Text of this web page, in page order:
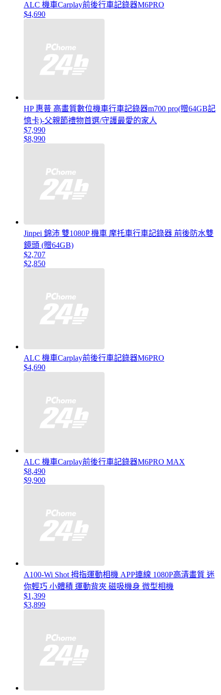
ALC 機車Carplay前後行車記錄器M6PRO
$4,690
HP 惠普 高畫質數位機車行車記錄器m700 pro(贈64GB記
憶卡)-父親節禮物首選/守護最愛的家人
$7,990
$8,990
Jinpei 錦沛 雙1080P 機車 摩托車行車記錄器 前後防水雙
鏡頭 (贈64GB)
$2,707
$2,850
ALC 機車Carplay前後行車記錄器M6PRO
$4,690
ALC 機車Carplay前後行車記錄器M6PRO MAX
$8,490
$9,900
A100-Wi Shot 拇指運動相機 APP連線 1080P高清畫質 迷
你輕巧 小體積 運動背夾 磁吸機身 微型相機
$1,399
$3,899